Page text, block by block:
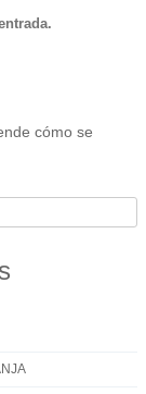
cómo se